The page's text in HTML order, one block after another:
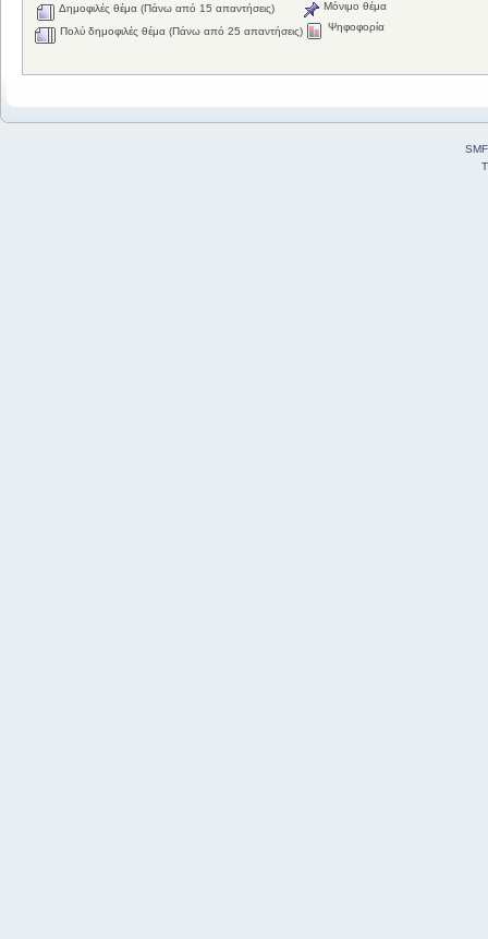
Δημοφιλές θέμα (Πάνω από 15 απαντήσεις)
Πολύ δημοφιλές θέμα (Πάνω από 25 απαντήσεις)
Μόνιμο θέμα
Ψηφοφορία